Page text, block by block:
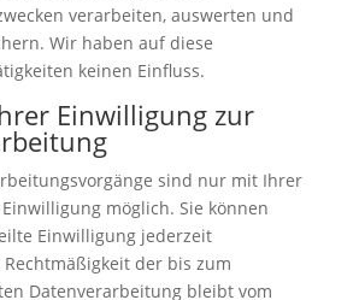
verarbeiten, auswerten und
Wir haben auf diese
keinen Einfluss.
Einwilligung zur
sind nur mit Ihrer
möglich. Sie können
Einwilligung jederzeit
der bis zum
Datenverarbeitung bleibt vom